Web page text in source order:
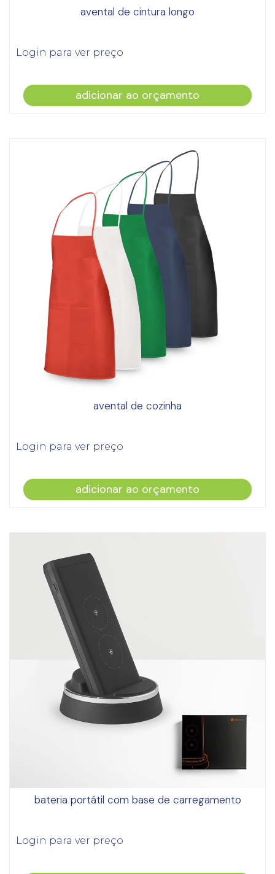
avental de cintura longo
Login para ver preço
adicionar ao orçamento
avental de cozinha
Login para ver preço
adicionar ao orçamento
bateria portátil com base de carregamento
Login para ver preço